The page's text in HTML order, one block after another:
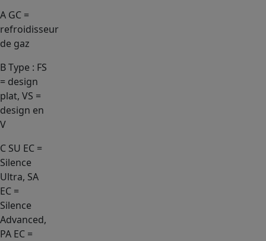
A GC =
refroidisseur
de gaz
BType : FS
= design
plat, VS =
design en
V
C SU EC =
Silence
Ultra, SA
EC =
Silence
Advanced,
PA EC =